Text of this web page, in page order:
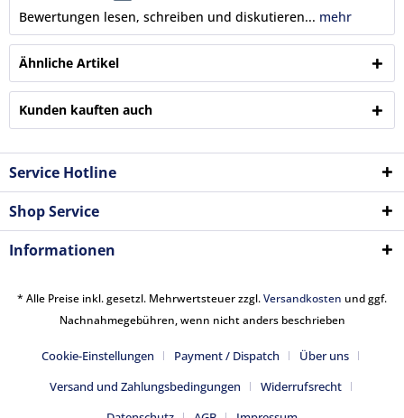
Bewertungen lesen, schreiben und diskutieren... mehr
Ähnliche Artikel
Kunden kauften auch
Service Hotline
Shop Service
Informationen
* Alle Preise inkl. gesetzl. Mehrwertsteuer zzgl.Versandkosten und ggf.
Nachnahmegebühren, wenn nicht anders beschrieben
Cookie-Einstellungen Payment / Dispatch
Über uns
Versand und Zahlungsbedingungen
Widerrufsrecht